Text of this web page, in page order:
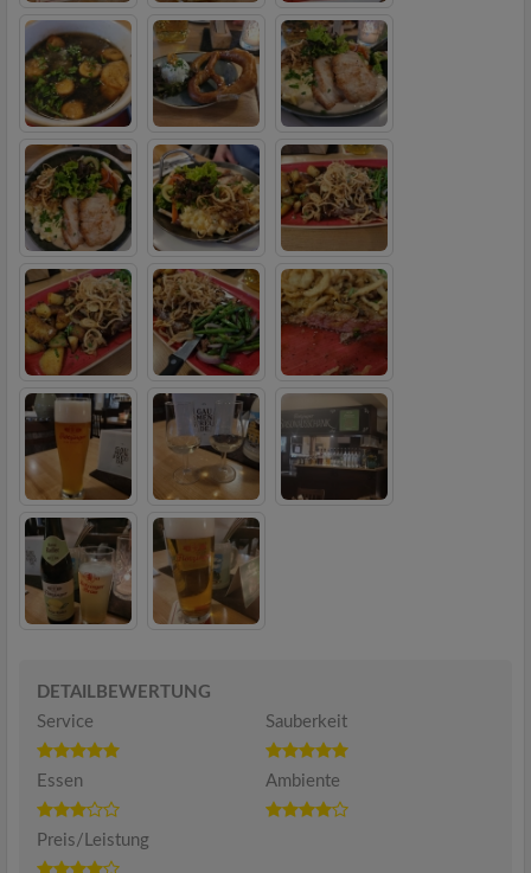
DETAILBEWERTUNG
Service
Sauberkeit
Essen Ambiente
Preis/Leistung